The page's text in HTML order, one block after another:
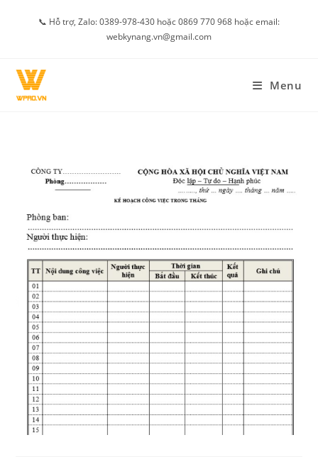
📞 Hỗ trợ, Zalo: 0389-978-430 hoặc 0869 770 968 hoặc email:
webkynang.vn@gmail.com
Menu